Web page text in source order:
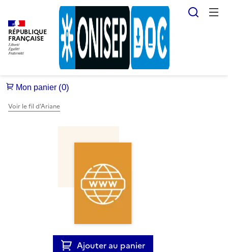
RÉPUBLIQUE
FRANÇAISE
Voir le fil d’Ariane
Ajouter au panier